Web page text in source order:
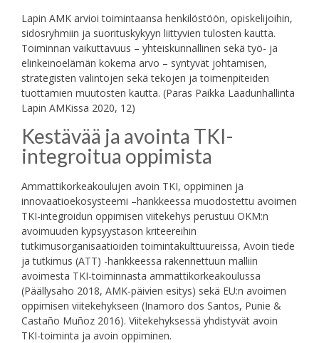
Lapin AMK arvioi toimintaansa henkilöstöön, opiskelijoihin,
sidosryhmiin ja suorituskykyyn liittyvien tulosten kautta.
Toiminnan vaikuttavuus – yhteiskunnallinen sekä työ- ja
elinkeinoelämän kokema arvo – syntyvät johtamisen,
strategisten valintojen sekä tekojen ja toimenpiteiden
tuottamien muutosten kautta. (Paras Paikka Laadunhallinta
Lapin AMKissa 2020, 12)
Kestävää ja avointa TKI-
integroitua oppimista
Ammattikorkeakoulujen avoin TKI, oppiminen ja
innovaatioekosysteemi –hankkeessa muodostettu avoimen
TKI-integroidun oppimisen viitekehys perustuu OKM:n
avoimuuden kypsyystason kriteereihin
tutkimusorganisaatioiden toimintakulttuureissa, Avoin tiede
ja tutkimus (ATT) -hankkeessa rakennettuun malliin
avoimesta TKI-toiminnasta ammattikorkeakoulussa
(Päällysaho 2018, AMK-päivien esitys) sekä EU:n avoimen
oppimisen viitekehykseen (Inamoro dos Santos, Punie &
Castaño Muñoz 2016). Viitekehyksessä yhdistyvät avoin
TKI-toiminta ja avoin oppiminen.